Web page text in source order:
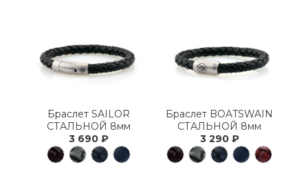
Браслет SAILOR
СТАЛЬНОЙ 8мм
3 690 ₽
Браслет BOATSWAIN
СТАЛЬНОЙ 8мм
3 290 ₽